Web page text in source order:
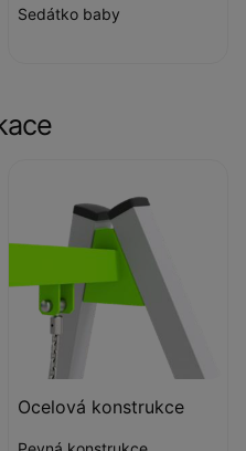
Sedátko baby
Ocelová konstrukce